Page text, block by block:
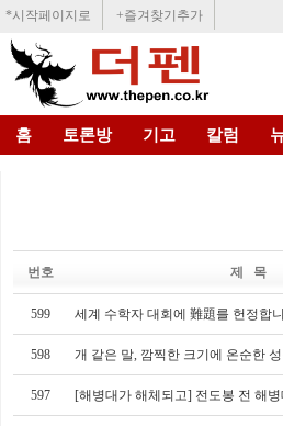
*시작페이지로 +즐겨찾기추가
홈 토론방 기고 칼럼
번호 제 목
599 세계 수학자 대회에 難題를 헌정합
598 개 같은 말, 깜찍한 크기에 온순한
597 [해병대가 해체되고] 전도봉 전 해